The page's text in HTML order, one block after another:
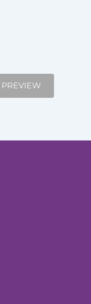
PREVIEW